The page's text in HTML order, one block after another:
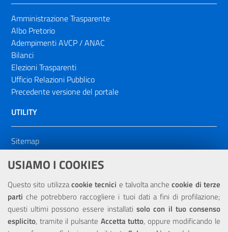
USIAMO I COOKIES
Questo sito utilizzacookie tecnici e talvolta anchecookie di terze
parti che potrebbero raccogliere i tuoi dati a fini di profilazione;
questi ultimi possono essere installatisolo con il tuo consenso
esplicito, tramite il pulsante Accetta tutto, oppure modificando le
Amministrazione Trasparente
Albo Pretorio
Adempimenti AVCP / ANAC
Bilanci
Elezioni Trasparenti
Ufficio Relazioni Pubblico
Precedente versione del portale
UTILITY
Sitemap
Dichiarazione di accessibilità
NOTE LEGALI
Privacy